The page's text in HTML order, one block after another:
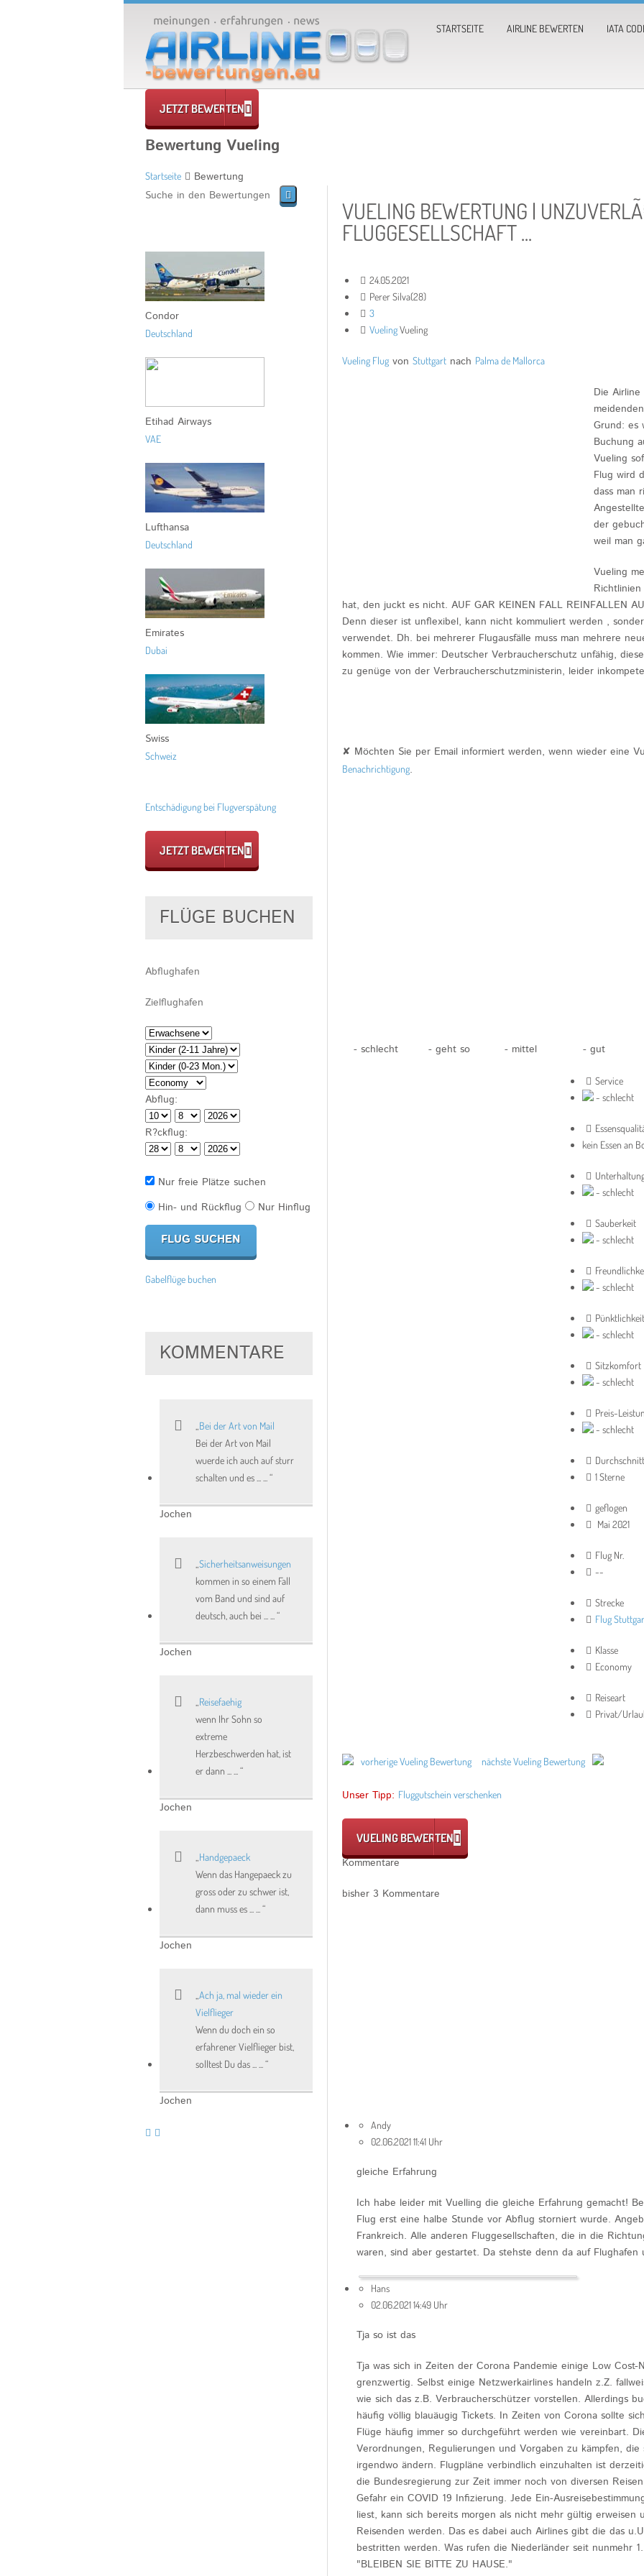
STARTSEITE AIRLINE BEWERTEN IATA
JETZT BEWERTEN
Bewertung Vueling
Startseite Bewertung
VUELING BEWERTUNG |
FLUGGESELLSCHAFT ...
24.05.2021
Perer Silva(28)
3
VuelingVueling
Vueling Flug vonStuttgart nach Palma de Mallorca
Die
Grund: es
Buchung
Vueling
Flug wird
dass man
der
weil man
Vueling
hat, den juckt es nicht. AUF GAR KEINEN FALL REINFALLEN
Denn dieser ist unflexibel, kann nicht kommuliert werden ,
verwendet. Dh. bei mehrerer Flugausfälle muss man mehrere
kommen. Wie immer: Deutscher Verbraucherschutz unfähig,
zu genüge von der Verbraucherschutzministerin, leider
✘ Möchten Sie per Email informiert werden, wenn wieder eine
Benachrichtigung.
- schlecht - geht so - mittel - gut
Service
- schlecht
kein Essen an
- schlecht
Sauberkeit
- schlecht
- schlecht
Pünktlichkeit
- schlecht
Sitzkomfort
- schlecht
Preis-
- schlecht
Durchschnitt
1 Sterne
geflogen
Mai 2021
Flug Nr.
--
Strecke
Flug
Klasse
Economy
Reiseart
Privat/
vorherige Vueling Bewertung nächste Vueling Bewertung
Unser Tipp: Fluggutschein verschenken
VUELING BEWERTEN
Kommentare
bisher 3 Kommentare
Andy
02.06.2021 11:41 Uhr
gleiche Erfahrung
Ich habe leider mit Vuelling die gleiche Erfahrung gemacht!
Flug erst eine halbe Stunde vor Abflug storniert wurde.
Frankreich. Alle anderen Fluggesellschaften, die in die
waren, sind aber gestartet. Da stehste denn da auf Flughafen
Hans
02.06.2021 14:49 Uhr
Tja so ist das
Tja was sich in Zeiten der Corona Pandemie einige Low Cost-
grenzwertig. Selbst einige Netzwerkairlines handeln z.Z.
wie sich das z.B. Verbraucherschützer vorstellen. Allerdings
häufig völlig blauäugig Tickets. In Zeiten von Corona sollte
Flüge häufig immer so durchgeführt werden wie vereinbart.
Verordnungen, Regulierungen und Vorgaben zu kämpfen,
irgendwo ändern. Flugpläne verbindlich einzuhalten ist
die Bundesregierung zur Zeit immer noch von diversen
Gefahr ein COVID 19 Infizierung. Jede Ein-
liest, kann sich bereits morgen als nicht mehr gültig erweisen
Reisenden werden. Das es dabei auch Airlines gibt die das
bestritten werden. Was rufen die Niederländer seit nunmehr
"BLEIBEN SIE BITTE ZU HAUSE."
Condor
Deutschland
Etihad Airways
VAE
Lufthansa
Deutschland
Emirates
Dubai
Swiss
Schweiz
Entschädigung bei Flugverspätung
JETZT BEWERTEN
FLÜGE BUCHEN
Abflug:
R?ckflug:
Nur freie Plätze suchen
Hin- und Rückflug
Nur Hinflug
Gabelflüge buchen
KOMMENTARE
Bei der Art von Mail
Bei der Art von Mail
wuerde ich auch auf sturr
schalten und es ... ...
Jochen
Sicherheitsanweisungen
kommen in so einem Fall
vom Band und sind auf
deutsch, auch bei ... ...
Jochen
Reisefaehig
wenn Ihr Sohn so
extreme
Herzbeschwerden hat, ist
er dann ... ...
Jochen
Handgepaeck
Wenn das Hangepaeck zu
gross oder zu schwer ist,
dann muss es ... ...
Jochen
Ach ja, mal wieder ein
Vielflieger
Wenn du doch ein so
erfahrener Vielflieger bist,
solltest Du das ... ...
Jochen